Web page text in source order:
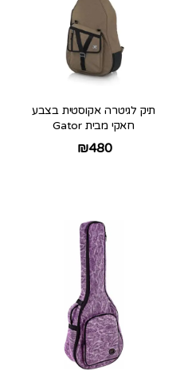
תיק לגיטרה אקוסטית בצבע
חאקי מבית Gator
₪480